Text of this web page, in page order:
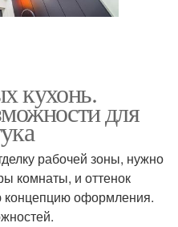
кухонь.
для
рабочей зоны, нужно
комнаты, и оттенок
концепцию оформления.